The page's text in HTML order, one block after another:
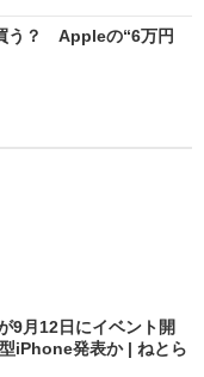
う？ Appleの“6万円
9月12日にイベント開
iPhone発表か | ねとら